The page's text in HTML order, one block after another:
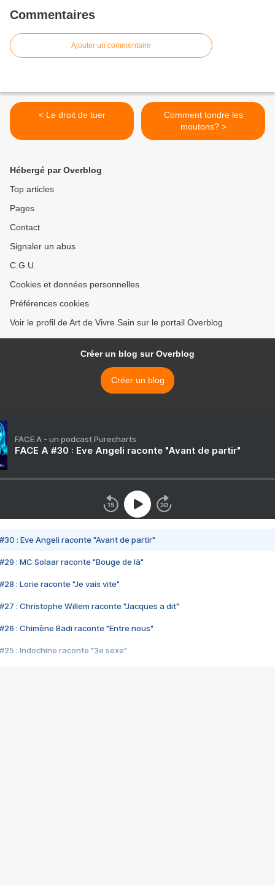
Commentaires
Ajouter un commentaire
< Le droit de tuer
Comment tondre les
moutons? >
Hébergé par Overblog
Top articles
Pages
Contact
Signaler un abus
C.G.U.
Cookies et données personnelles
Préférences cookies
Voir le profil de Art de Vivre Sain sur le portail Overblog
Créer un blog sur Overblog
Créer un blog
FACE A - un podcast Purecharts
FACE A #30 : Eve Angeli raconte "Avant de partir"
#30 : Eve Angeli raconte "Avant de partir"
#29 : MC Solaar raconte "Bouge de là"
#28 : Lorie raconte "Je vais vite"
#27 : Christophe Willem raconte "Jacques a dit"
#26 : Chimène Badi raconte "Entre nous"
#25 : Indochine raconte "3e sexe"